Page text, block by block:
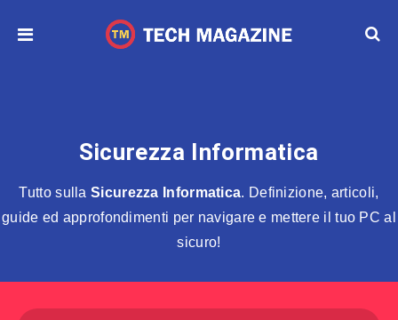
Sicurezza Informatica
Tutto sullaSicurezza Informatica. Definizione, articoli,
guide ed approfondimenti per navigare e mettere il tuo PC al
sicuro!